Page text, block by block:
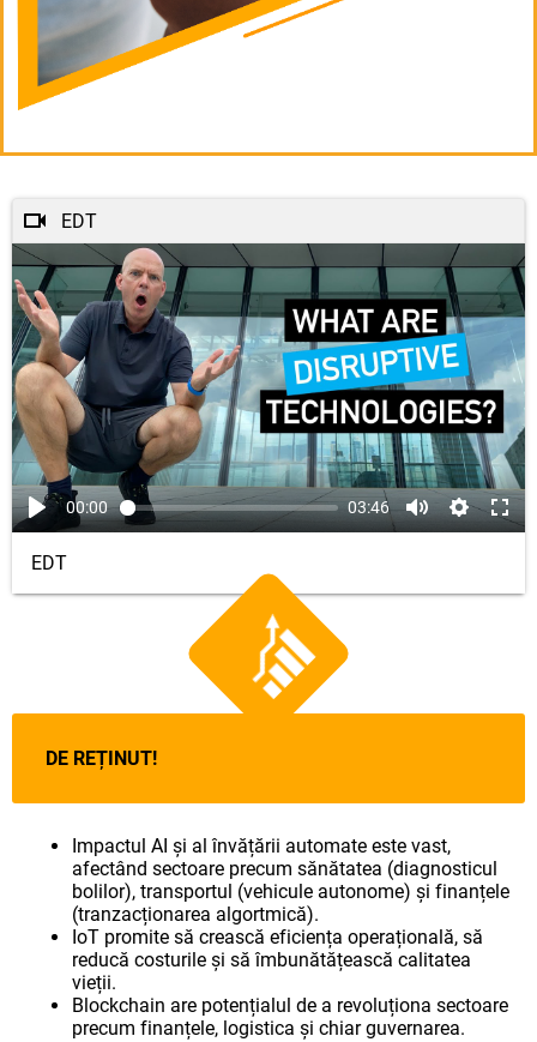
EDT
00:00 03:46
EDT
DE REȚINUT!
Impactul AI și al învățării automate este vast,
afectând sectoare precum sănătatea (diagnosticul
bolilor), transportul (vehicule autonome) și finanțele
(tranzacționarea algortmică).
IoT promite să crească eficiența operațională, să
reducă costurile și să îmbunătățească calitatea
vieții.
Blockchain are potențialul de a revoluționa sectoare
precum finanțele, logistica și chiar guvernarea.